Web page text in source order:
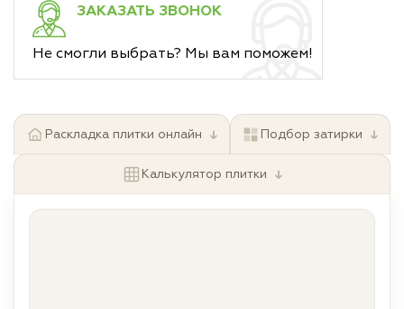
ЗАКАЗАТЬ ЗВОНОК
Не смогли выбрать? Мы вам поможем!
Раскладка плитки онлайн ↓ Подбор затирки ↓
Калькулятор плитки ↓